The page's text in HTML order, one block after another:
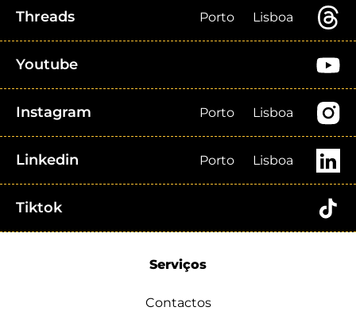
Threads Porto Lisboa
Youtube
Instagram Porto Lisboa
Linkedin Porto Lisboa
Tiktok
Serviços
Contactos